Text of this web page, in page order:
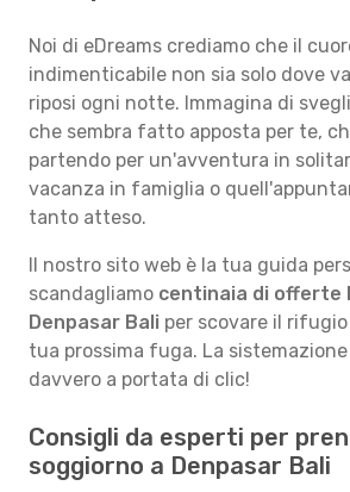
Noi di eDreams crediamo che il
indimenticabile non sia solo dove
riposi ogni notte. Immagina di
che sembra fatto apposta per te,
partendo per un'avventura in
vacanza in famiglia o
tanto atteso.
Il nostro sito web è la tua guida
scandagliamo centinaia di offerte
Denpasar Bali per scovare il
tua prossima fuga. La
davvero a portata di clic!
Consigli da esperti per
soggiorno a Denpasar Bali